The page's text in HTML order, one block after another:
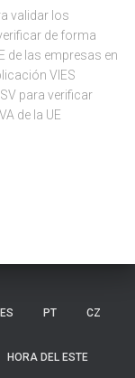
validar los
de forma
de las empresas en
VIES
para verificar
de la UE
ES PT CZ
HORA DEL ESTE